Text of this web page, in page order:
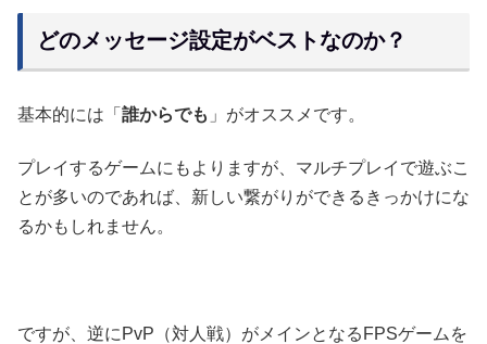
どのメッセージ設定がベストなのか？
基本的には「 誰からでも 」がオススメです。
プレイするゲームにもよりますが、マルチプレイで遊ぶこ
とが多いのであれば、新しい繋がりができるきっかけにな
るかもしれません。
ですが、逆にPvP（対人戦）がメインとなるFPSゲームを